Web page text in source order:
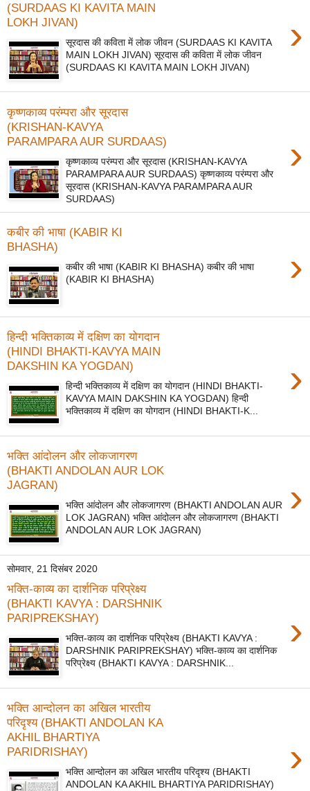
(SURDAAS KI KAVITA MAIN
LOKH JIVAN)
›
सूरदास की कविता में लोक जीवन (SURDAAS KI KAVITA
MAIN LOKH JIVAN) सूरदास की कविता में लोक जीवन
(SURDAAS KI KAVITA MAIN LOKH JIVAN)
कृष्णकाव्य परंम्परा और सूरदास
(KRISHAN-KAVYA
PARAMPARA AUR SURDAAS)
›
कृष्णकाव्य परंम्परा और सूरदास (KRISHAN-KAVYA
PARAMPARA AUR SURDAAS) कृष्णकाव्य परंम्परा और
सूरदास (KRISHAN-KAVYA PARAMPARA AUR
SURDAAS)
कबीर की भाषा (KABIR KI
BHASHA)
›
कबीर की भाषा (KABIR KI BHASHA) कबीर की भाषा
(KABIR KI BHASHA)
हिन्दी भक्तिकाव्य में दक्षिण का योगदान
(HINDI BHAKTI-KAVYA MAIN
DAKSHIN KA YOGDAN)
›
हिन्दी भक्तिकाव्य में दक्षिण का योगदान (HINDI BHAKTI-
KAVYA MAIN DAKSHIN KA YOGDAN) हिन्दी
भक्तिकाव्य में दक्षिण का योगदान (HINDI BHAKTI-K...
भक्ति आंदोलन और लोकजागरण
(BHAKTI ANDOLAN AUR LOK
JAGRAN)
›
भक्ति आंदोलन और लोकजागरण (BHAKTI ANDOLAN AUR
LOK JAGRAN) भक्ति आंदोलन और लोकजागरण (BHAKTI
ANDOLAN AUR LOK JAGRAN)
सोमवार, 21 दिसंबर 2020
भक्ति-काव्य का दार्शनिक परिप्रेक्ष्य
(BHAKTI KAVYA : DARSHNIK
PARIPREKSHAY)
›
भक्ति-काव्य का दार्शनिक परिप्रेक्ष्य (BHAKTI KAVYA :
DARSHNIK PARIPREKSHAY) भक्ति-काव्य का दार्शनिक
परिप्रेक्ष्य (BHAKTI KAVYA : DARSHNIK...
भक्ति आन्दोलन का अखिल भारतीय
परिदृश्य (BHAKTI ANDOLAN KA
AKHIL BHARTIYA
PARIDRISHAY)
›
भक्ति आन्दोलन का अखिल भारतीय परिदृश्य (BHAKTI
ANDOLAN KA AKHIL BHARTIYA PARIDRISHAY)